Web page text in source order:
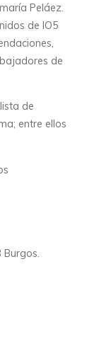
Peláez.
de IO5
de
de
entre ellos